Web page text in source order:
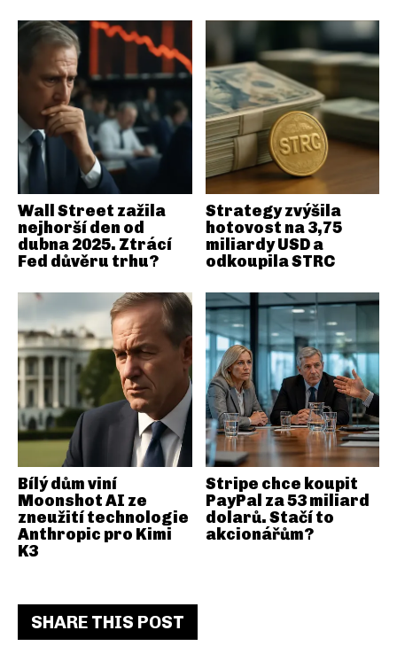
SHARE THIS POST
Wall Street zažila
nejhorší den od
dubna 2025. Ztrácí
Fed důvěru trhu?
Strategy zvýšila
hotovost na 3,75
miliardy USD a
odkoupila STRC
Bílý dům viní
Moonshot AI ze
zneužití technologie
Anthropic pro Kimi
K3
Stripe chce koupit
PayPal za 53 miliard
dolarů. Stačí to
akcionářům?